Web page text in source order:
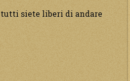
siete liberi di andare